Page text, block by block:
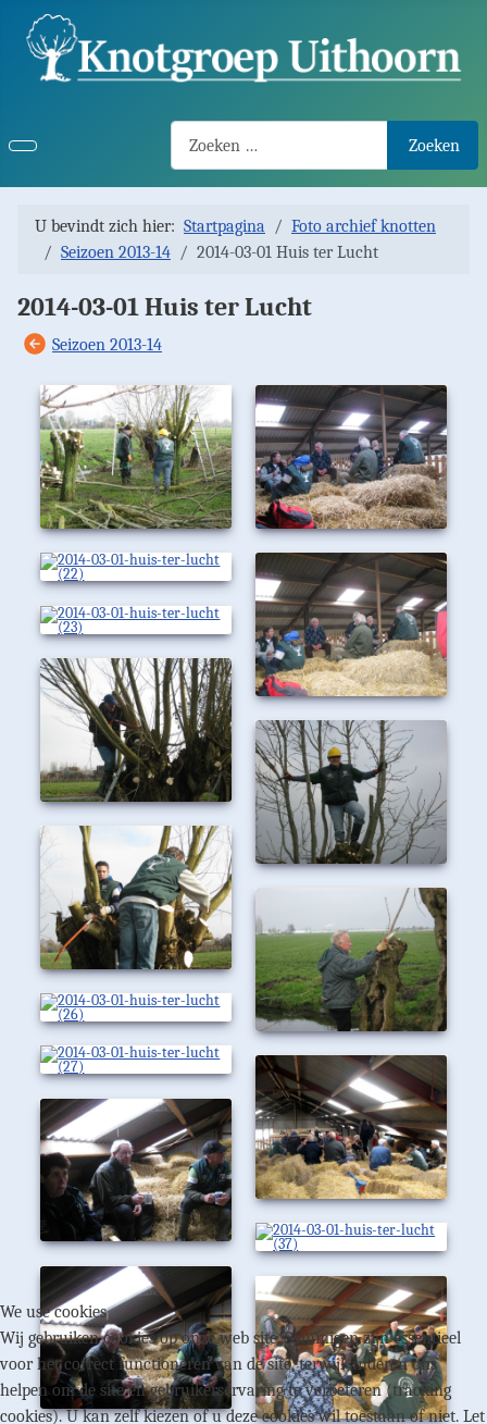
Zoeken
U bevindt zich hier: Startpagina
Foto archief knotten
Seizoen 2013-14
2014-03-01 Huis ter Lucht
2014-03-01 Huis ter Lucht
Seizoen 2013-14
We use cookies
Wij gebruiken cookies op onze web site. Sommigen zijn essentieel
voor het correct functioneren van de site, terwijl anderen ons
helpen om de site en gebruikerservaring te verbeteren (tracking
cookies). U kan zelf kiezen of u deze cookies wil toestaan of niet. Let